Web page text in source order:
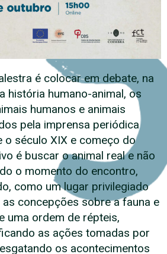
é colocar em debate, na
história humano-animal, os
humanos e animais
pela imprensa periódica
o século XIX e começo do
é buscar o animal real e não
o momento do encontro,
como um lugar privilegiado
concepções sobre a fauna e
uma ordem de répteis,
as ações tomadas por
os acontecimentos